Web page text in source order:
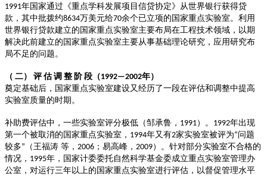
1991年国家通过《重点学科发展项目信贷协定》从世界银行获得贷
款，其中批拨约8634万美元给70余个已立项的国家重点实验室。利用
世界银行贷款建立的国家重点实验室主要布局在工程技术领域，以期
解决此前建立的国家重点实验室主要从事基础理论研究，应用研究布
局不足的问题。
（ 二） 评 估 调 整 阶 段（1992—2002年）
奠定基础后，国家重点实验室建设又经历了一段在评估和调整中提高
实验室质量的时期。
补助费评估中，一些实验室评分极低（邹承鲁， 1991）。 1992年出现
第一个被取消的国家重点实验室， 1994年又有2家实验室被评为“问题
较多” （王福涛 等， 2006 ；易高峰， 2009）。针对部分实验室不合格的
情况， 1995年，国家计委委托自然科学基金委成立重点实验室管理办
公室，对运行三年以上的国家重点实验室进行评估，以督促管理水平